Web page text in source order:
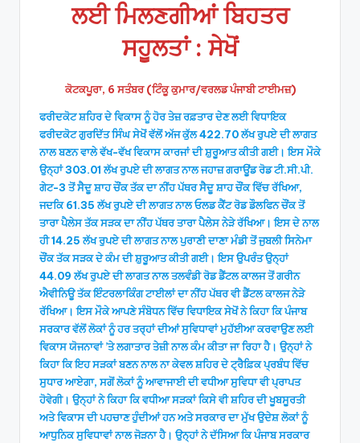
ਲਈ ਮਿਲਣਗੀਆਂ ਬਿਹਤਰ
ਸਹੂਲਤਾਂ : ਸੇਖੋਂ
ਕੋਟਕਪੂਰਾ, 6 ਸਤੰਬਰ (ਟਿੰਕੂ ਕੁਮਾਰ/ਵਰਲਡ ਪੰਜਾਬੀ ਟਾਈਮਜ਼)
ਫਰੀਦਕੋਟ ਸ਼ਹਿਰ ਦੇ ਵਿਕਾਸ ਨੂੰ ਹੋਰ ਤੇਜ਼ ਰਫ਼ਤਾਰ ਦੇਣ ਲਈ ਵਿਧਾਇਕ
ਫਰੀਦਕੋਟ ਗੁਰਦਿੱਤ ਸਿੰਘ ਸੇਖੋਂ ਵੱਲੋਂ ਅੱਜ ਕੁੱਲ 422.70 ਲੱਖ ਰੁਪਏ ਦੀ ਲਾਗਤ
ਨਾਲ ਬਣਨ ਵਾਲੇ ਵੱਖ-ਵੱਖ ਵਿਕਾਸ ਕਾਰਜਾਂ ਦੀ ਸ਼ੁਰੂਆਤ ਕੀਤੀ ਗਈ। ਇਸ ਮੌਕੇ
ਉਨ੍ਹਾਂ 303.01 ਲੱਖ ਰੁਪਏ ਦੀ ਲਾਗਤ ਨਾਲ ਜਹਾਜ਼ ਗਰਾਊਂਡ ਰੋਡ ਟੀ.ਸੀ.ਪੀ.
ਗੇਟ-3 ਤੋਂ ਸੈਦੂ ਸ਼ਾਹ ਚੌਂਕ ਤੱਕ ਦਾ ਨੀਂਹ ਪੱਥਰ ਸੈਦੂ ਸ਼ਾਹ ਚੌਂਕ ਵਿੱਚ ਰੱਖਿਆ,
ਜਦਕਿ 61.35 ਲੱਖ ਰੁਪਏ ਦੀ ਲਾਗਤ ਨਾਲ ਓਲਡ ਕੈਂਟ ਰੋਡ ਡੌਲਫਿਨ ਚੌਂਕ ਤੋਂ
ਤਾਰਾ ਪੈਲੇਸ ਤੱਕ ਸੜਕ ਦਾ ਨੀਂਹ ਪੱਥਰ ਤਾਰਾ ਪੈਲੇਸ ਨੇੜੇ ਰੱਖਿਆ। ਇਸ ਦੇ ਨਾਲ
ਹੀ 14.25 ਲੱਖ ਰੁਪਏ ਦੀ ਲਾਗਤ ਨਾਲ ਪੁਰਾਣੀ ਦਾਣਾ ਮੰਡੀ ਤੋਂ ਜੁਬਲੀ ਸਿਨੇਮਾ
ਚੌਂਕ ਤੱਕ ਸੜਕ ਦੇ ਕੰਮ ਦੀ ਸ਼ੁਰੂਆਤ ਕੀਤੀ ਗਈ। ਇਸ ਉਪਰੰਤ ਉਨ੍ਹਾਂ
44.09 ਲੱਖ ਰੁਪਏ ਦੀ ਲਾਗਤ ਨਾਲ ਤਲਵੰਡੀ ਰੋਡ ਡੈਂਟਲ ਕਾਲਜ ਤੋਂ ਗਰੀਨ
ਐਵੀਨਿਊ ਤੱਕ ਇੰਟਰਲਾਕਿੰਗ ਟਾਈਲਾਂ ਦਾ ਨੀਂਹ ਪੱਥਰ ਵੀ ਡੈਂਟਲ ਕਾਲਜ ਨੇੜੇ
ਰੱਖਿਆ। ਇਸ ਮੌਕੇ ਆਪਣੇ ਸੰਬੋਧਨ ਵਿੱਚ ਵਿਧਾਇਕ ਸੇਖੋਂ ਨੇ ਕਿਹਾ ਕਿ ਪੰਜਾਬ
ਸਰਕਾਰ ਵੱਲੋਂ ਲੋਕਾਂ ਨੂੰ ਹਰ ਤਰ੍ਹਾਂ ਦੀਆਂ ਸੁਵਿਧਾਵਾਂ ਮੁਹੱਈਆ ਕਰਵਾਉਣ ਲਈ
ਵਿਕਾਸ ਯੋਜਨਾਵਾਂ ’ਤੇ ਲਗਾਤਾਰ ਤੇਜ਼ੀ ਨਾਲ ਕੰਮ ਕੀਤਾ ਜਾ ਰਿਹਾ ਹੈ। ਉਨ੍ਹਾਂ ਨੇ
ਕਿਹਾ ਕਿ ਇਹ ਸੜਕਾਂ ਬਣਨ ਨਾਲ ਨਾ ਕੇਵਲ ਸ਼ਹਿਰ ਦੇ ਟ੍ਰੈਫ਼ਿਕ ਪ੍ਰਬੰਧ ਵਿੱਚ
ਸੁਧਾਰ ਆਏਗਾ, ਸਗੋਂ ਲੋਕਾਂ ਨੂੰ ਆਵਾਜਾਈ ਦੀ ਵਧੀਆ ਸੁਵਿਧਾ ਵੀ ਪ੍ਰਾਪਤ
ਹੋਵੇਗੀ। ਉਨ੍ਹਾਂ ਨੇ ਕਿਹਾ ਕਿ ਵਧੀਆ ਸੜਕਾਂ ਕਿਸੇ ਵੀ ਸ਼ਹਿਰ ਦੀ ਖੂਬਸੂਰਤੀ
ਅਤੇ ਵਿਕਾਸ ਦੀ ਪਹਚਾਣ ਹੁੰਦੀਆਂ ਹਨ ਅਤੇ ਸਰਕਾਰ ਦਾ ਮੁੱਖ ਉਦੇਸ਼ ਲੋਕਾਂ ਨੂੰ
ਆਧੁਨਿਕ ਸੁਵਿਧਾਵਾਂ ਨਾਲ ਜੋੜਨਾ ਹੈ। ਉਨ੍ਹਾਂ ਨੇ ਦੱਸਿਆ ਕਿ ਪੰਜਾਬ ਸਰਕਾਰ